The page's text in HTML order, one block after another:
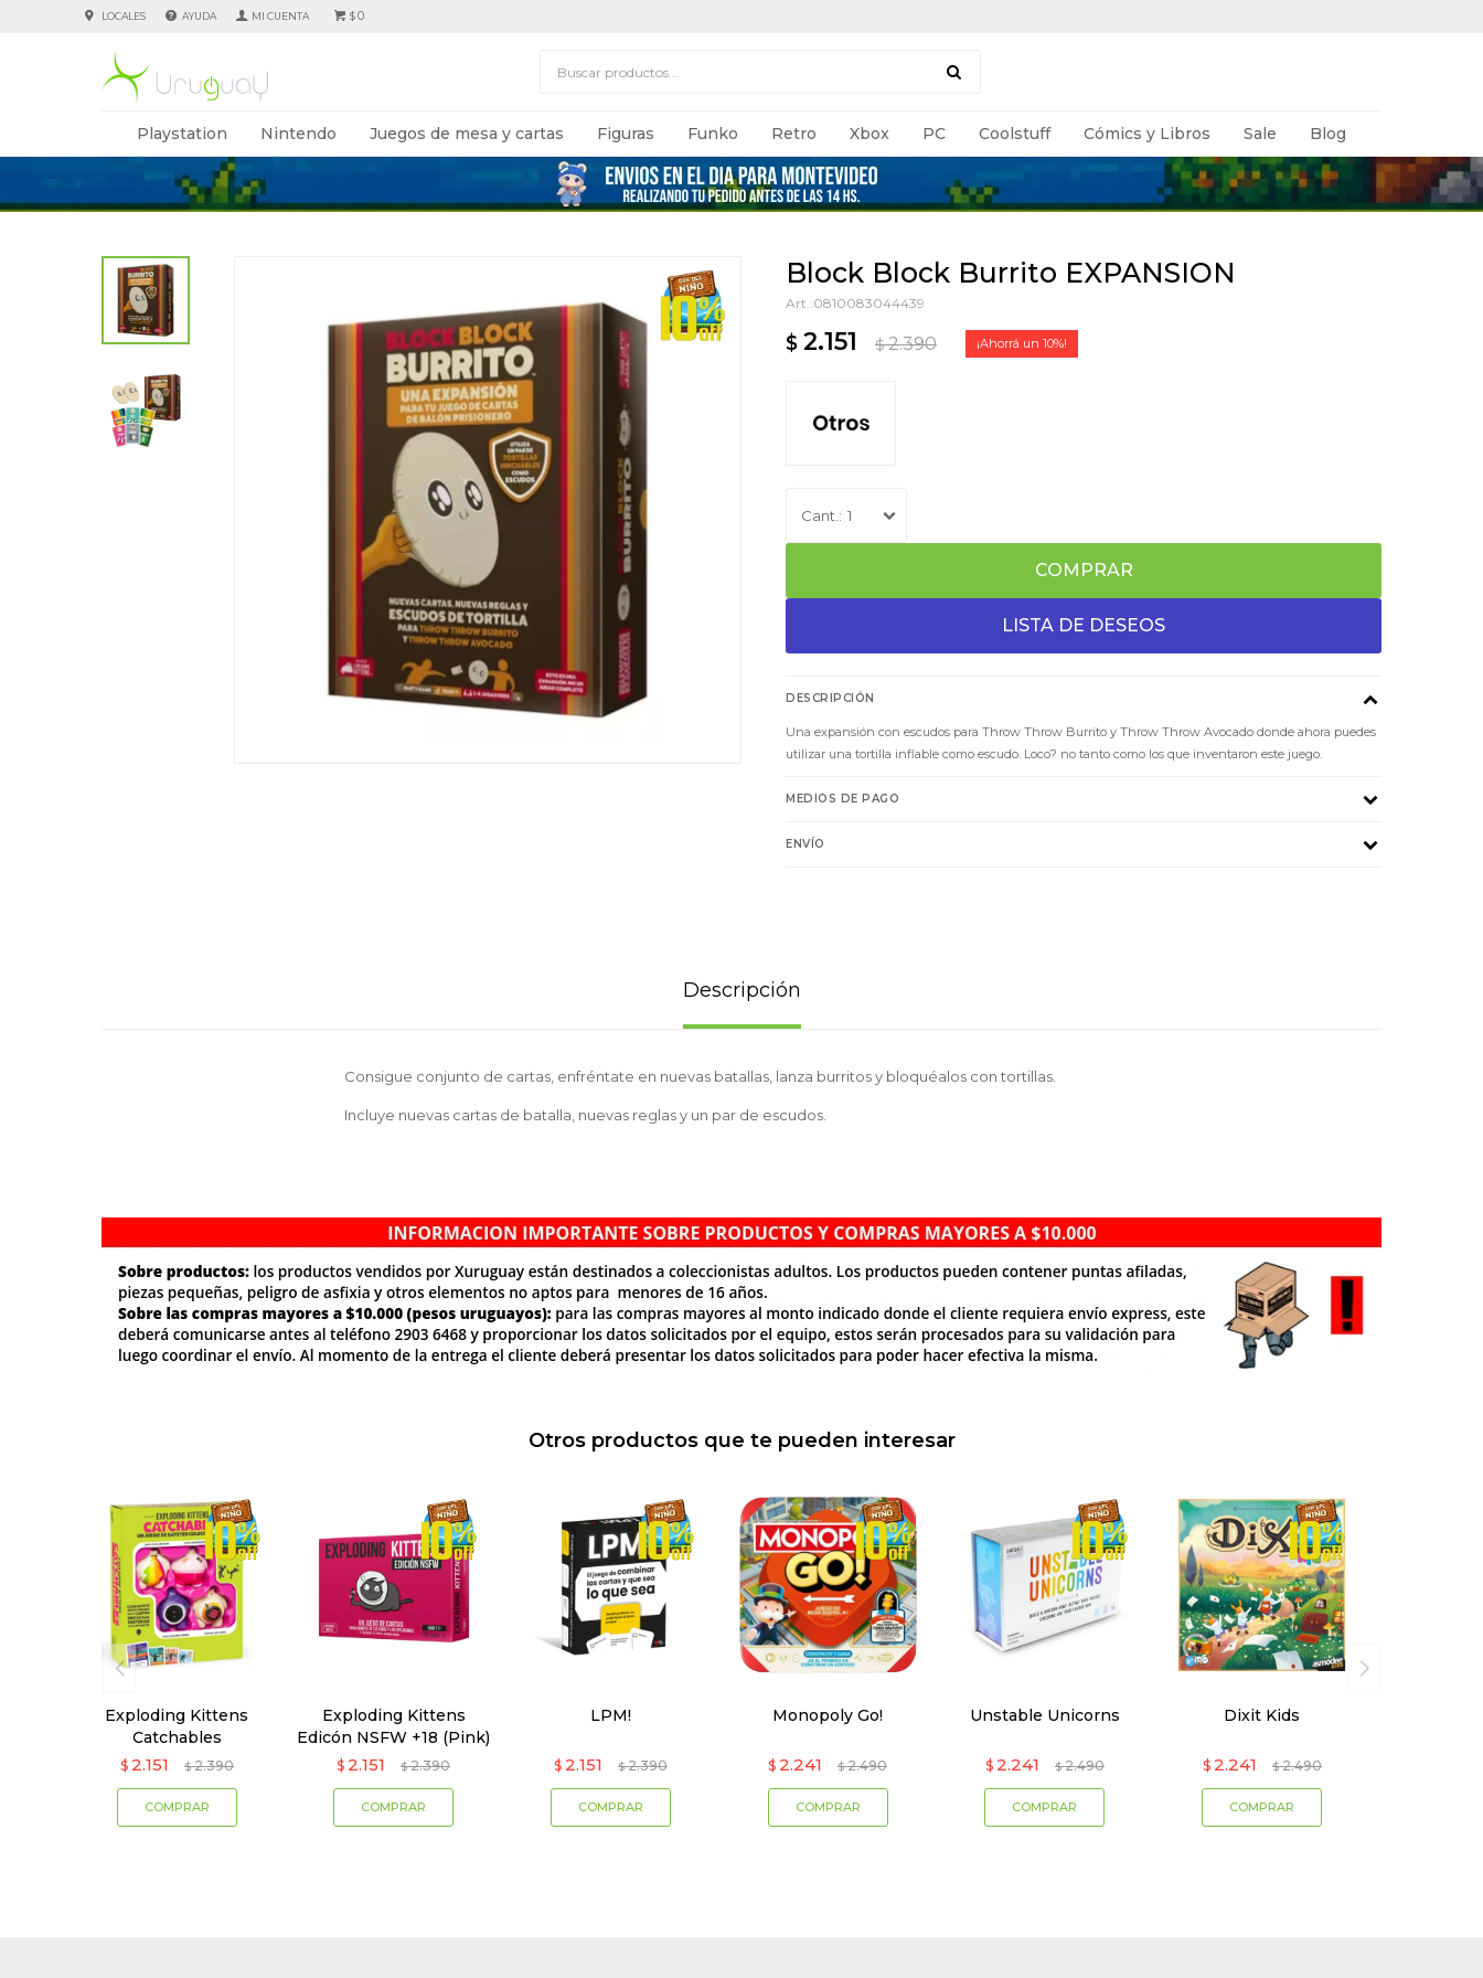
Playstation Nintendo Juegos de mesa y cartas Figuras Funko Retro Xbox PC Coolstuff Cómics y Libros Sale Blog
$0
LOCALES AYUDA
Block Block Burrito EXPANSION
0810083044439
$ 2.151 $ 2.390 10
1
COMPRAR
DESCRIPCIÓN
Una expansión con escudos para Throw Throw Burrito y Throw Throw Avocado donde ahora puedes
utilizar una tortilla inflable como escudo. Loco? no tanto como los que inventaron este juego.
MEDIOS DE PAGO
ENVÍO
Descripción
Consigue conjunto de cartas, enfréntate en nuevas batallas, lanza burritos y bloquéalos con tortillas.
Incluye nuevas cartas de batalla, nuevas reglas y un par de escudos.
Otros productos que te pueden interesar
Exploding Kittens
Catchables
$ 2.151 $ 2.390
Exploding Kittens
Edicón NSFW +18 (Pink)
$ 2.151 $ 2.390
LPM!
$ 2.151 $ 2.390
Monopoly Go!
$ 2.241 $ 2.490
Unstable Unicorns
$ 2.241 $ 2.490
Dixit Kids
$ 2.241 $ 2.490